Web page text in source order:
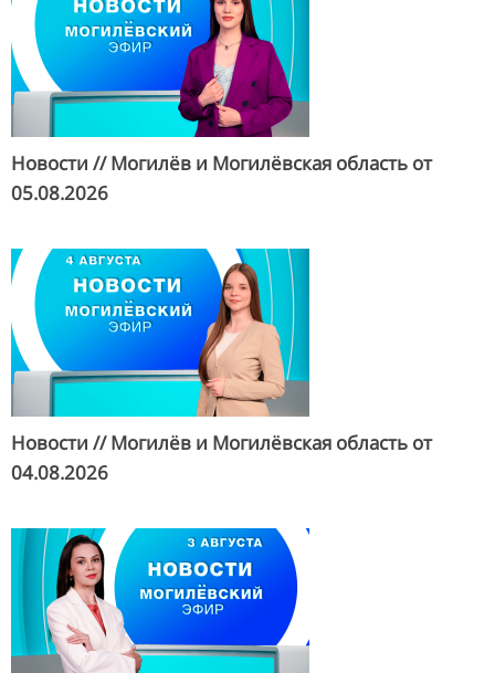
Новости // Могилёв и Могилёвская область от
05.08.2026
Новости // Могилёв и Могилёвская область от
04.08.2026